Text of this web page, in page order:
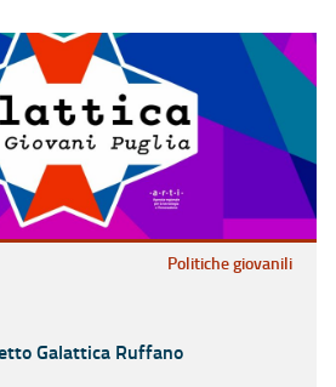
Politiche giovanili
Galattica Ruffano